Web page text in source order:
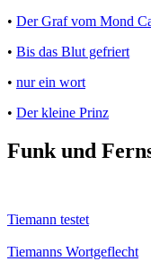
• Der Graf vom Mond
• Bis das Blut gefriert
• nur ein wort
• Der kleine Prinz
Funk und
Tiemann testet
Tiemanns Wortgeflecht